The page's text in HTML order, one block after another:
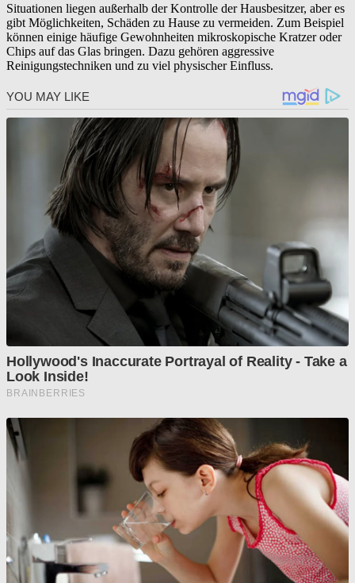
Situationen liegen außerhalb der Kontrolle der Hausbesitzer, aber es
gibt Möglichkeiten, Schäden zu Hause zu vermeiden. Zum Beispiel
können einige häufige Gewohnheiten mikroskopische Kratzer oder
Chips auf das Glas bringen. Dazu gehören aggressive
Reinigungstechniken und zu viel physischer Einfluss.